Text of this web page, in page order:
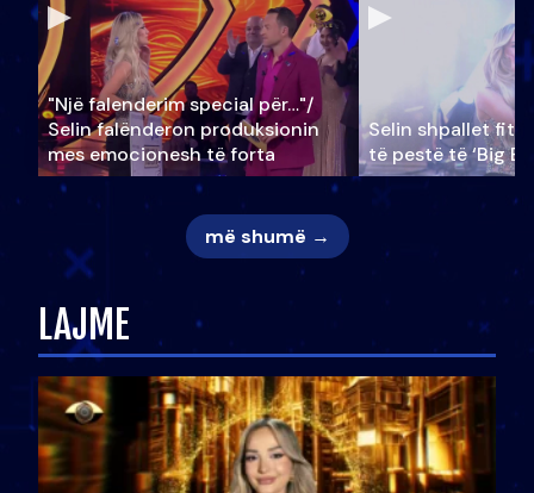
"Një falenderim special për…"/
Selin falënderon produksionin
mes emocionesh të forta
Selin shpallet
të pestë të ‘Big
më shumë →
LAJME